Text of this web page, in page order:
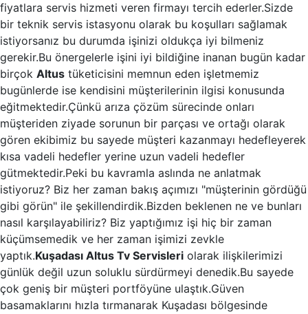
fiyatlara servis hizmeti veren firmayı tercih ederler.Sizde
bir teknik servis istasyonu olarak bu koşulları sağlamak
istiyorsanız bu durumda işinizi oldukça iyi bilmeniz
gerekir.Bu önergelerle işini iyi bildiğine inanan bugün kadar
birçok Altus tüketicisini memnun eden işletmemiz
bugünlerde ise kendisini müşterilerinin ilgisi konusunda
eğitmektedir.Çünkü arıza çözüm sürecinde onları
müşteriden ziyade sorunun bir parçası ve ortağı olarak
gören ekibimiz bu sayede müşteri kazanmayı hedefleyerek
kısa vadeli hedefler yerine uzun vadeli hedefler
gütmektedir.Peki bu kavramla aslında ne anlatmak
istiyoruz? Biz her zaman bakış açımızı "müşterinin gördüğü
gibi görün" ile şekillendirdik.Bizden beklenen ne ve bunları
nasıl karşılayabiliriz? Biz yaptığımız işi hiç bir zaman
küçümsemedik ve her zaman işimizi zevkle
yaptık.Kuşadası Altus Tv Servisleri olarak ilişkilerimizi
günlük değil uzun soluklu sürdürmeyi denedik.Bu sayede
çok geniş bir müşteri portföyüne ulaştık.Güven
basamaklarını hızla tırmanarak Kuşadası bölgesinde